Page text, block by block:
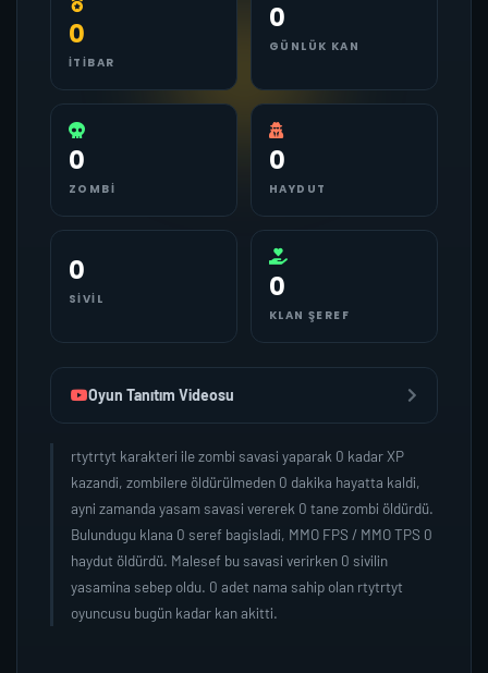
0
İTIBAR
0
GÜNLÜK KAN
0
ZOMBI
0
HAYDUT
0
SIVIL 0
KLAN ŞEREF
Oyun Tanıtım Videosu
rtytrtyt karakteri ile zombi savasi yaparak 0 kadar XP
kazandi, zombilere öldürülmeden 0 dakika hayatta kaldi,
ayni zamanda yasam savasi vererek 0 tane zombi öldürdü.
Bulundugu klana 0 seref bagisladi, MMO FPS / MMO TPS 0
haydut öldürdü. Malesef bu savasi verirken 0 sivilin
yasamina sebep oldu. 0 adet nama sahip olan rtytrtyt
oyuncusu bugün kadar kan akitti.